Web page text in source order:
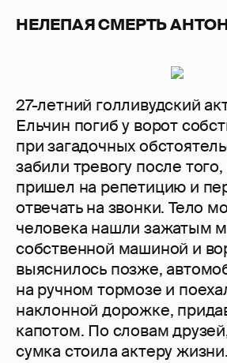
НЕЛЕПАЯ СМЕРТЬ
27-летний голливудский
Ельчин погиб у ворот
при загадочных
забили тревогу после
пришел на репетицию и
отвечать на звонки. Тело
человека нашли зажатым
собственной машиной и
выяснилось позже,
на ручном тормозе и
наклонной дорожке,
капотом. По словам
сумка стоила актеру жизни.